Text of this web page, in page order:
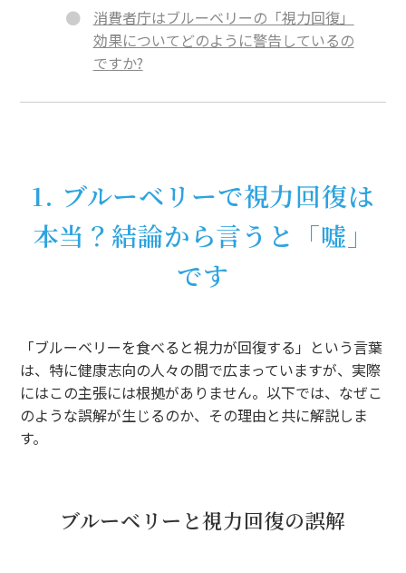
消費者庁はブルーベリーの「視力回復」
効果についてどのように警告しているの
ですか?
1. ブルーベリーで視力回復は
本当？結論から言うと「嘘」
です
「ブルーベリーを食べると視力が回復する」という言葉
は、特に健康志向の人々の間で広まっていますが、実際
にはこの主張には根拠がありません。以下では、なぜこ
のような誤解が生じるのか、その理由と共に解説しま
す。
ブルーベリーと視力回復の誤解